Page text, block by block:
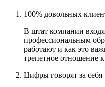
100% довольных
В штат компании
профессиональным
работают и как это
трепетное отношение
Цифры говорят за себя